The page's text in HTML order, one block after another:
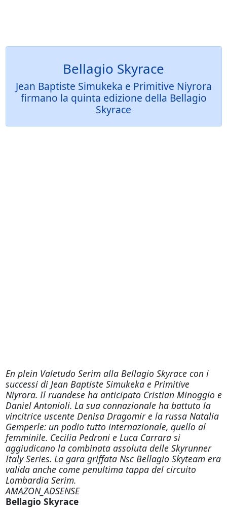
Bellagio Skyrace
Jean Baptiste Simukeka e Primitive Niyrora
firmano la quinta edizione della Bellagio
Skyrace
En plein Valetudo Serim alla Bellagio Skyrace con i
successi di Jean Baptiste Simukeka e Primitive
Niyrora. Il ruandese ha anticipato Cristian Minoggio e
Daniel Antonioli. La sua connazionale ha battuto la
vincitrice uscente Denisa Dragomir e la russa Natalia
Gemperle: un podio tutto internazionale, quello al
femminile. Cecilia Pedroni e Luca Carrara si
aggiudicano la combinata assoluta delle Skyrunner
Italy Series. La gara griffata Nsc Bellagio Skyteam era
valida anche come penultima tappa del circuito
Lombardia Serim.
AMAZON_ADSENSE
Bellagio Skyrace